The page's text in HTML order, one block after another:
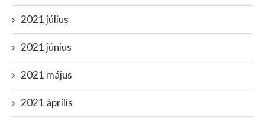
2021 július
2021 június
2021 május
2021 április